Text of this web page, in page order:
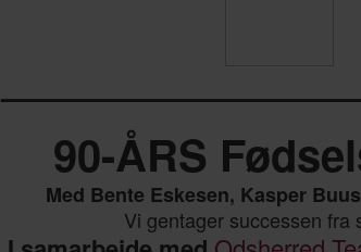
90-ÅRS
Med Bente Eskesen, Kasper
Vi gentager successen fra